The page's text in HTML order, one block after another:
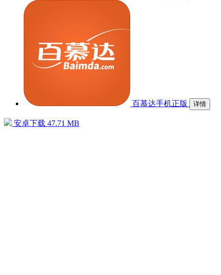
百慕达手机正版 详情
安卓下载 47.71 MB